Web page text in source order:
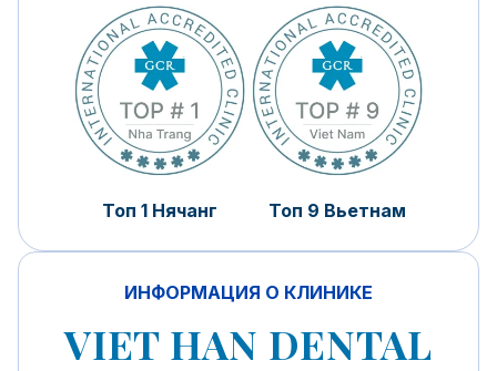
Топ 1 Нячанг Топ 9 Вьетнам
ИНФОРМАЦИЯ О КЛИНИКЕ
VIET HAN DENTAL